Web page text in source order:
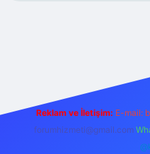
Reklam ve İletişim: E-mail:
forumhizmeti@gmail.com